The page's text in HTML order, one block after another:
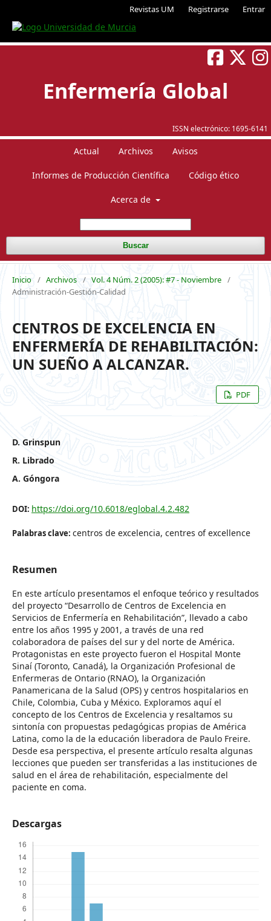
Revistas UM Registrarse Entrar
ISSN electrónico: 1695-6141
Enfermería Global
Actual Archivos Avisos
Informes de Producción Científica Código ético
Acerca de
Buscar
Inicio / Archivos / Vol. 4 Núm. 2 (2005): #7 - Noviembre /
Administración-Gestión-Calidad
CENTROS DE EXCELENCIA EN
ENFERMERÍA DE REHABILITACIÓN:
UN SUEÑO A ALCANZAR.
PDF
D. Grinspun
R. Librado
A. Góngora
DOI: https://doi.org/10.6018/eglobal.4.2.482
Palabras clave: centros de excelencia, centres of excellence
Resumen
En este artículo presentamos el enfoque teórico y resultados
del proyecto “Desarrollo de Centros de Excelencia en
Servicios de Enfermería en Rehabilitación”, llevado a cabo
entre los años 1995 y 2001, a través de una red
colaboradora de países del sur y del norte de América.
Protagonistas en este proyecto fueron el Hospital Monte
Sinaí (Toronto, Canadá), la Organización Profesional de
Enfermeras de Ontario (RNAO), la Organización
Panamericana de la Salud (OPS) y centros hospitalarios en
Chile, Colombia, Cuba y México. Exploramos aquí el
concepto de los Centros de Excelencia y resaltamos su
sintonía con propuestas pedagógicas propias de América
Latina, como la de la educación liberadora de Paulo Freire.
Desde esa perspectiva, el presente artículo resalta algunas
lecciones que pueden ser transferidas a las instituciones de
salud en el área de rehabilitación, especialmente del
paciente en coma.
Descargas